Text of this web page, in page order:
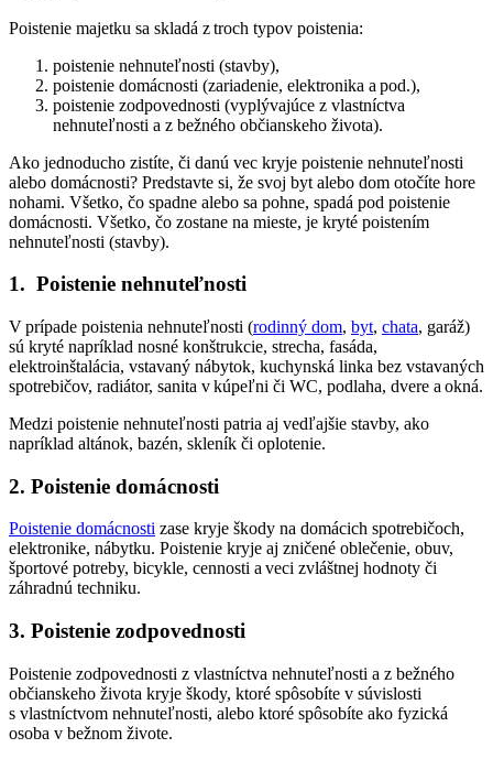
Poistenie majetku sa skladá z troch typov poistenia:
poistenie nehnuteľnosti (stavby),
poistenie domácnosti (zariadenie, elektronika a pod.),
poistenie zodpovednosti (vyplývajúce z vlastníctva
nehnuteľnosti a z bežného občianskeho života).
Ako jednoducho zistíte, či danú vec kryje poistenie nehnuteľnosti
alebo domácnosti? Predstavte si, že svoj byt alebo dom otočíte hore
nohami. Všetko, čo spadne alebo sa pohne, spadá pod poistenie
domácnosti. Všetko, čo zostane na mieste, je kryté poistením
nehnuteľnosti (stavby).
1. Poistenie nehnuteľnosti
V prípade poistenia nehnuteľnosti (rodinný dom, byt, chata, garáž)
sú kryté napríklad nosné konštrukcie, strecha, fasáda,
elektroinštalácia, vstavaný nábytok, kuchynská linka bez vstavaných
spotrebičov, radiátor, sanita v kúpeľni či WC, podlaha, dvere a okná.
Medzi poistenie nehnuteľnosti patria aj vedľajšie stavby, ako
napríklad altánok, bazén, skleník či oplotenie.
2. Poistenie domácnosti
Poistenie domácnosti zase kryje škody na domácich spotrebičoch,
elektronike, nábytku. Poistenie kryje aj zničené oblečenie, obuv,
športové potreby, bicykle, cennosti a veci zvláštnej hodnoty či
záhradnú techniku.
3. Poistenie zodpovednosti
Poistenie zodpovednosti z vlastníctva nehnuteľnosti a z bežného
občianskeho života kryje škody, ktoré spôsobíte v súvislosti
s vlastníctvom nehnuteľnosti, alebo ktoré spôsobíte ako fyzická
osoba v bežnom živote.